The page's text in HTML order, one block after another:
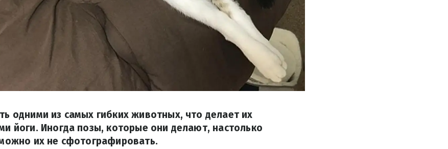
одними из самых гибких животных, что делает их
йоги. Иногда позы, которые они делают, настолько
их не сфотографировать.